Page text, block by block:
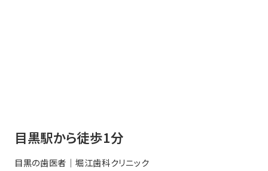
目黒駅から徒歩1分
目黒の歯医者｜堀江歯科クリニック